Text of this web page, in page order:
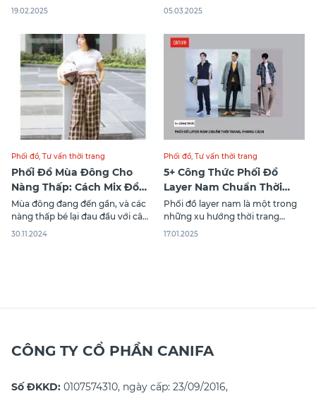
tuyệt đối và tỏa sáng trong bộ
Canifa khám phá 10 cách phối đồ
giúp thon gọn dáng người trong
bài viết sau!
19.02.2025
chuyển và phù hợp theo từng
trang phục đi Hà Giang cực xinh
từ Canifa ngay nhé!
05.03.2025
Phối đồ, Tư vấn thời trang
Phối Đồ Mùa Đông Cho
Nàng Thấp: Cách Mix Đồ
Tôn Dáng Đẹp
Mùa đông đang đến gần, và các
nàng thấp bé lại đau đầu với câu
hỏi: “Phối đồ mùa đông cho nữ
30.11.2024
Phối đồ, Tư vấn thời trang
5+ Công Thức Phối Đồ
Layer Nam Chuẩn Thời
Trang, Phong Cách
Phối đồ layer nam là một trong
những xu hướng thời trang
không bao giờ lỗi thời giúp các
17.01.2025
CÔNG TY CỔ PHẦN CANIFA
Số ĐKKD: 0107574310, ngày cấp: 23/09/2016,